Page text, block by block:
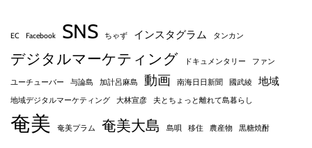
EC Facebook SNS ちゃず インスタグラム タンカン
デジタルマーケティング ドキュメンタリー ファン
ユーチューバー 与論島 加計呂麻島 動画 南海日日新聞 國武綾 地域
地域デジタルマーケティング 大林宣彦 夫とちょっと離れて島暮らし
奄美 奄美プラム 奄美大島 島唄 移住 農産物 黒糖焼酎